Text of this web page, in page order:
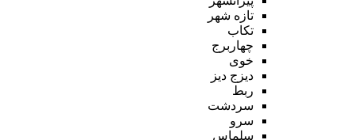
تازه شهر
تکاب
چهاربرج
خوی
دیزج دیز
ربط
سردشت
سرو
سلماس